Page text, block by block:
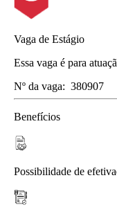
Vaga de Estágio
Essa vaga é para
Nº da vaga: 380907
Benefícios
Possibilidade de